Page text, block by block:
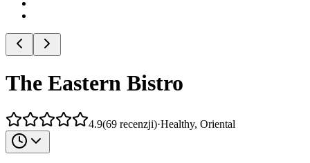
The Eastern Bistro
4.9(69 recenzji)·Healthy, Oriental